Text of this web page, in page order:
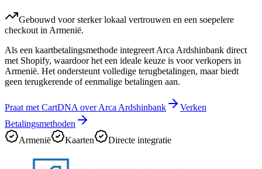
Gebouwd voor sterker lokaal vertrouwen en een soepelere
checkout in Armenië.
Als een kaartbetalingsmethode integreert Arca Ardshinbank direct
met Shopify, waardoor het een ideale keuze is voor verkopers in
Armenië. Het ondersteunt volledige terugbetalingen, maar biedt
geen terugkerende of eenmalige betalingen aan.
Praat met CartDNA over Arca Ardshinbank
Verken
Betalingsmethoden
Armenië
Kaarten Directe integratie